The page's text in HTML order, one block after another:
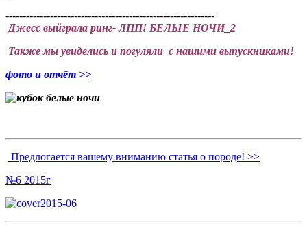
-------------------------------------------------------------
Джесс выйграла ринг- ЛПП! БЕЛЫЕ НОЧИ_2
Также мы увиделись и погуляли с нашими выпускниками!
фото и отчёт >>
Предлогается вашему вниманию статья о породе! >>
№6 2015г